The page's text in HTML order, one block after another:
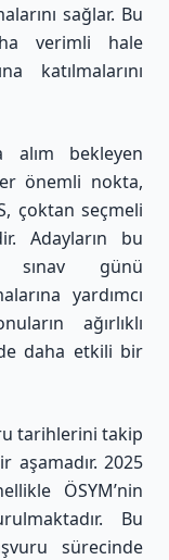
sağlar. Bu
verimli hale
katılmalarını
alım bekleyen
önemli nokta,
çoktan seçmeli
Adayların bu
sınav günü
yardımcı
ağırlıklı
daha etkili bir
tarihlerini takip
aşamadır. 2025
ÖSYM’nin
Bu
sürecinde